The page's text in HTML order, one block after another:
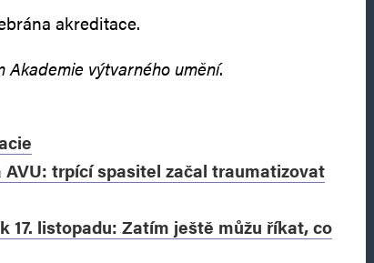
akreditace.
výtvarného umění.
AVU: trpící spasitel začal traumatizovat
17. listopadu: Zatím ještě můžu říkat, co